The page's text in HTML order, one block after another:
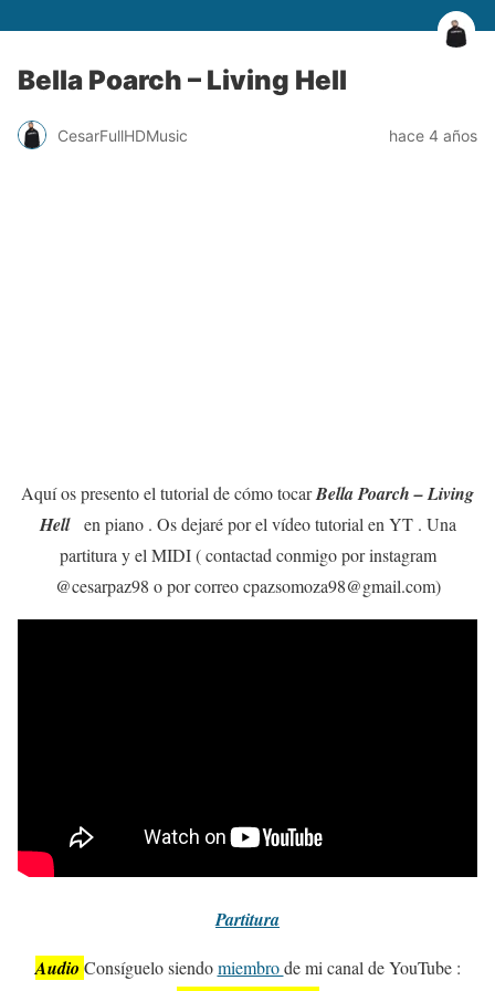
Bella Poarch – Living Hell
CesarFullHDMusic hace 4 años
Aquí os presento el tutorial de cómo tocarBella Poarch – Living
Hell en piano . Os dejaré por el vídeo tutorial en YT . Una
partitura y el MIDI ( contactad conmigo por instagram
@cesarpaz98 o por correo cpazsomoza98@gmail.com)
Partitura
Audio Consíguelo siendomiembrode mi canal de YouTube :